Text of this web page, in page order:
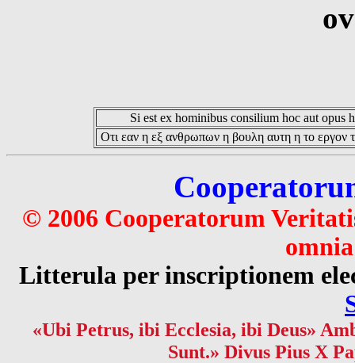
Si est ex hominibus consilium hoc aut opus
Οτι εαν η εξ ανθρωπων η βουλη αυτη η το εργον
© 2006 Cooperatorum
Litterula per inscriptionem
«Ubi Petrus, ibi Ecclesia, ibi Deus»
Sunt.» Divus Pius X